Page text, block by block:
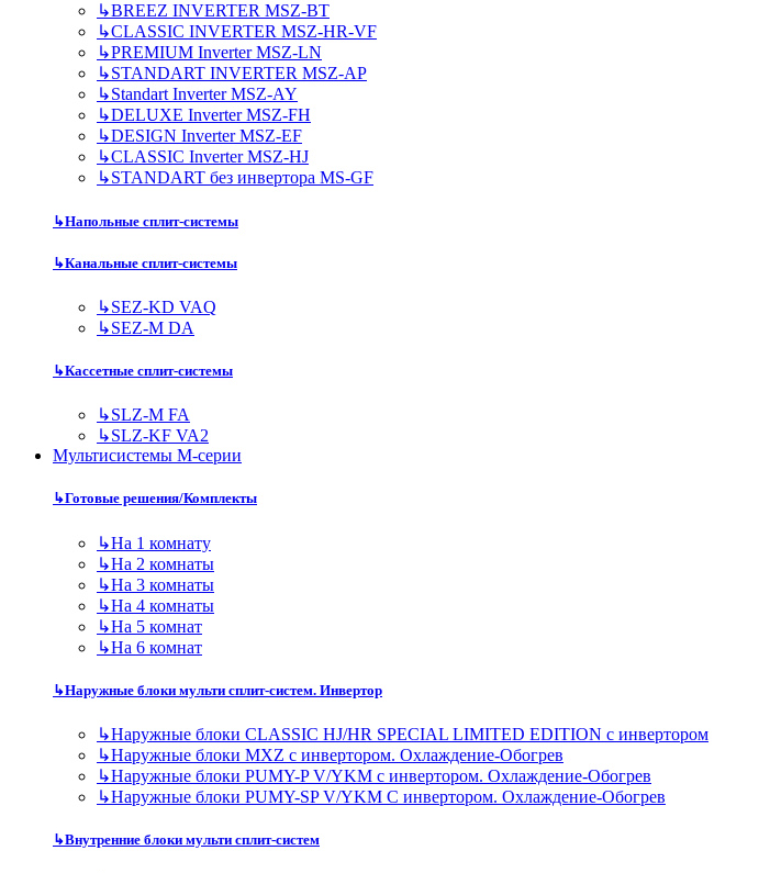
↳BREEZ INVERTER MSZ-BT
↳CLASSIC INVERTER MSZ-HR-VF
↳PREMIUM Inverter MSZ-LN
↳STANDART INVERTER MSZ-AP
↳Standart Inverter MSZ-AY
↳DELUXE Inverter MSZ-FH
↳DESIGN Inverter MSZ-EF
↳CLASSIC Inverter MSZ-HJ
↳STANDART без инвертора MS-GF
↳Напольные сплит-системы
↳Канальные сплит-системы
↳SEZ-KD VAQ
↳SEZ-M DA
↳Кассетные сплит-системы
↳SLZ-M FA
↳SLZ-KF VA2
Мультисистемы M-серии
↳Готовые решения/Комплекты
↳На 1 комнату
↳На 2 комнаты
↳На 3 комнаты
↳На 4 комнаты
↳На 5 комнат
↳На 6 комнат
↳Наружные блоки мульти сплит-систем. Инвертор
↳Наружные блоки CLASSIC HJ/HR SPECIAL LIMITED EDITION с инвертором
↳Наружные блоки MXZ с инвертором. Охлаждение-Обогрев
↳Наружные блоки PUMY-P V/YKM с инвертором. Охлаждение-Обогрев
↳Наружные блоки PUMY-SP V/YKM С инвертором. Охлаждение-Обогрев
↳Внутренние блоки мульти сплит-систем